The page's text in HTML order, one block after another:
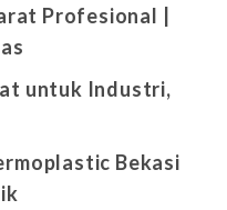
Profesional |
untuk Industri,
Bekasi